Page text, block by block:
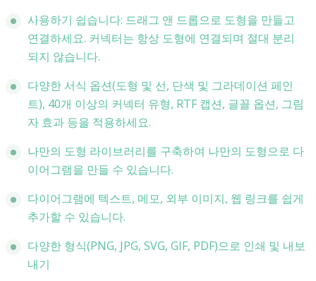
사용하기 쉽습니다: 드래그 앤 드롭으로 도형을 만들고
연결하세요. 커넥터는 항상 도형에 연결되며 절대 분리
되지 않습니다.
다양한 서식 옵션(도형 및 선, 단색 및 그라데이션 페인
트), 40개 이상의 커넥터 유형, RTF 캡션, 글꼴 옵션, 그림
자 효과 등을 적용하세요.
나만의 도형 라이브러리를 구축하여 나만의 도형으로 다
이어그램을 만들 수 있습니다.
다이어그램에 텍스트, 메모, 외부 이미지, 웹 링크를 쉽게
추가할 수 있습니다.
다양한 형식(PNG, JPG, SVG, GIF, PDF)으로 인쇄 및 내보
내기